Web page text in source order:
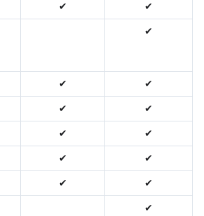
✔ ✔
✔
✔ ✔
✔ ✔
✔ ✔
✔ ✔
✔ ✔
✔